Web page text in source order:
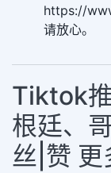
https://
请放心。
Tiktok
根廷、
丝|赞 更